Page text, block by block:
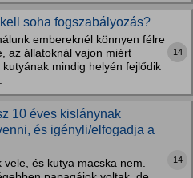
soha fogszabályozás?
embereknél könnyen félre
az állatoknál vajon miért
mindig helyén fejlődik
14
10 éves kislánynak
és igényli/elfogadja a
vele, és kutya macska nem.
14